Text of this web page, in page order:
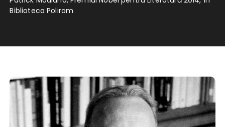
Biblioteca Polirom